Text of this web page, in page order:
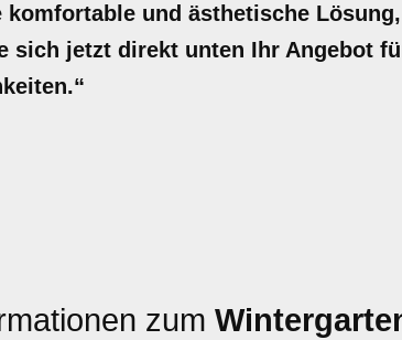
komfortable und ästhetische
sich jetzt direkt unten Ihr Angebot
zum